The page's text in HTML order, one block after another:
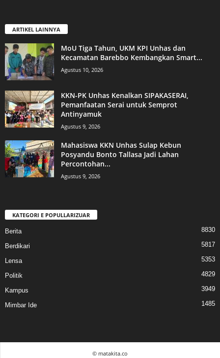
ARTIKEL LAINNYA
MoU Tiga Tahun, UKM KPI Unhas dan
Kecamatan Barebbo Kembangkan Smart...
Agustus 10, 2026
KKN-PK Unhas Kenalkan SIPAKASERAI,
Pemanfaatan Serai untuk Semprot
Antinyamuk
Agustus 9, 2026
Mahasiswa KKN Unhas Sulap Kebun
Posyandu Bonto Tallasa Jadi Lahan
Percontohan...
Agustus 9, 2026
KATEGORI E POPULLARIZUAR
Berita 8830
Berdikari 5817
Lensa 5353
Politik 4829
Kampus 3949
Mimbar Ide 1485
© matakita.co